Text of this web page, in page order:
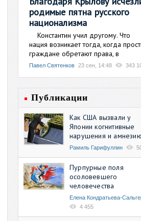
родимые пятна русского
национализма
Константин учил другому. Что
нация возникает тогда, когда
граждане обретают права, в
Павел Святенков 23 сен, 14:48 343
Публикации
Как США вызвали у
Японии когнитивные
нарушения и
Рамиль Гарифуллин
Пурпурные поля
осоловевшего
человечества
Елена Кондратьева-
4 455